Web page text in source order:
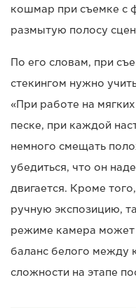
кошмар при съемке с
размытую полосу
По его словам, при
стекингом нужно
«При работе на
песке, при каждой
немного смещать
убедиться, что он
двигается. Кроме
ручную экспозицию,
режиме камера может
баланс белого между
сложности на этапе